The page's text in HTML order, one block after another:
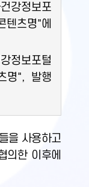
강정보포
츠명"에
정보포털
명", 발행
을 사용하고
의한 이후에